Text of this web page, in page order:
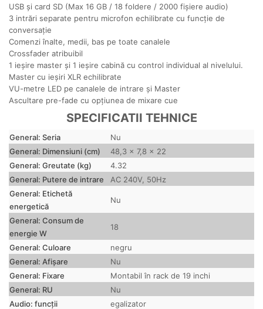
USB și card SD (Max 16 GB / 18 foldere / 2000 fișiere audio)
3 intrări separate pentru microfon echilibrate cu funcție de
conversație
Comenzi înalte, medii, bas pe toate canalele
Crossfader atribuibil
1 ieșire master și 1 ieșire cabină cu control individual al nivelului.
Master cu ieșiri XLR echilibrate
VU-metre LED pe canalele de intrare și Master
Ascultare pre-fade cu opțiunea de mixare cue
SPECIFICATII TEHNICE
General: Seria
Nu
General: Dimensiuni (cm)
48,3 x 7,8 x 22
General: Greutate (kg)
4.32
General: Putere de intrare
AC 240V, 50Hz
General: Etichetă
energetică
Nu
General: Consum de
energie W
18
General: Culoare
negru
General: Afișare
Nu
General: Fixare
Montabil în rack de 19 inchi
General: RU
Nu
Audio: funcții
egalizator